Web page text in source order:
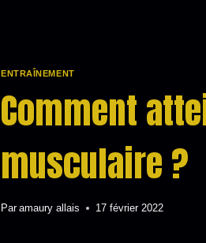
ENTRAÎNEMENT
Comment
musculaire ?
Par amaury allais 17 février 2022